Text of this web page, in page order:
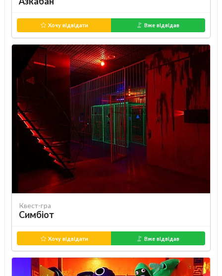
Хочу відвідати Вже відвідав
Квест-гра
Симбіот
Хочу відвідати Вже відвідав